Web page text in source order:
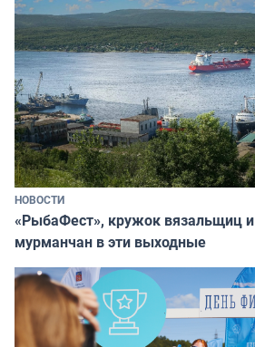
НОВОСТИ
«РыбаФест», кружок вязальщиц
мурманчан в эти выходные